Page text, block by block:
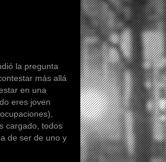
la pregunta
más allá
en una
eres joven
cargado, todos
de ser de uno y